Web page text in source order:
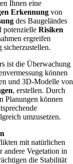
Ihnen eine
Erkennung von
des Baugeländes
potenzielle Risiken
ergreifen
sicherzustellen.
ist die Überwachung
können
und 3D-Modelle von
, erstellen. Durch
Planungen können
umzusetzen.
mit natürlichen
andere Vegetation in
die Stabilität